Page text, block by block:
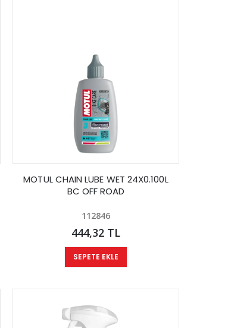
MOTUL CHAIN LUBE WET 24X0.100L
BC OFF ROAD
112846
444,32 TL
SEPETE EKLE